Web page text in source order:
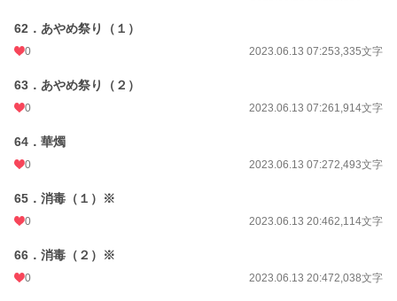
62．あやめ祭り（１）
0 2023.06.13 07:253,335文字
63．あやめ祭り（２）
0 2023.06.13 07:261,914文字
64．華燭
0 2023.06.13 07:272,493文字
65．消毒（１）※
0 2023.06.13 20:462,114文字
66．消毒（２）※
0 2023.06.13 20:472,038文字